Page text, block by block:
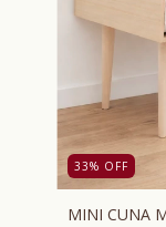
33% OFF
MINI CUNA